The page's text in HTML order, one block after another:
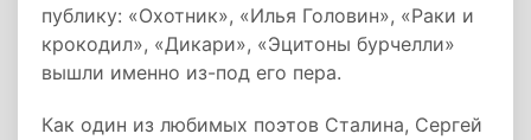
публику: «Охотник», «Илья Головин», «Раки и
крокодил», «Дикари», «Эцитоны бурчелли»
вышли именно из-под его пера.
Как один из любимых поэтов Сталина, Сергей